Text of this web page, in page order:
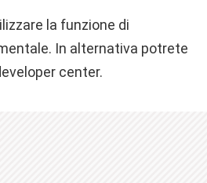
la funzione di
In alternativa potrete
center.